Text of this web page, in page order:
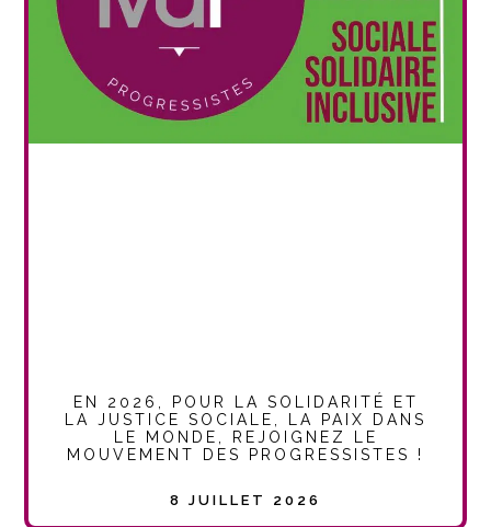
EN 2026, POUR LA SOLIDARITÉ ET
LA JUSTICE SOCIALE, LA PAIX DANS
LE MONDE, REJOIGNEZ LE
MOUVEMENT DES PROGRESSISTES !
8 JUILLET 2026